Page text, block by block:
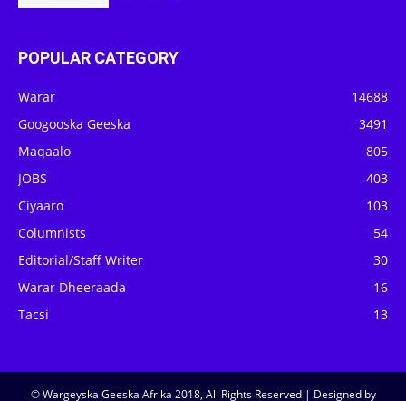
POPULAR CATEGORY
Warar
14688
Googooska Geeska
3491
Maqaalo
805
JOBS
403
Ciyaaro
103
Columnists
54
Editorial/Staff Writer
30
Warar Dheeraada
16
Tacsi
13
© Wargeyska Geeska Afrika 2018, All Rights Reserved | Designed by